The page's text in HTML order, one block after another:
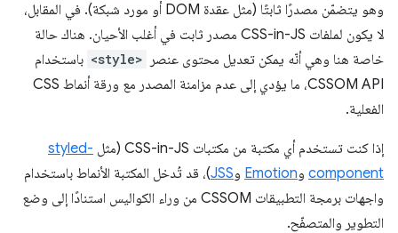
وهو يتضمّن مصدرًا ثابتًا (مثل عقدة DOM أو مورد شبكة). في المقابل،
لا يكون لملفات CSS-in-JS مصدر ثابت في أغلب الأحيان. هناك حالة
خاصة هنا وهي أنّه يمكن تعديل محتوى عنصر
<style> باستخدام
CSSOM API، ما يؤدي إلى عدم مزامنة المصدر مع ورقة أنماط CSS
الفعلية.
إذا كنت تستخدم أي مكتبة من مكتبات CSS-in-JS (مثل
styled-
component وEmotion وJSS)، قد تُدخل المكتبة الأنماط باستخدام
واجهات برمجة التطبيقات CSSOM من وراء الكواليس استنادًا إلى وضع
التطوير والمتصفّح.